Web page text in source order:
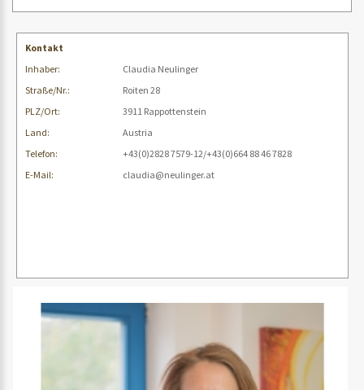
Kontakt
Inhaber:
Claudia Neulinger
Straße/Nr.:
Roiten 28
PLZ/Ort:
3911 Rappottenstein
Land:
Austria
Telefon:
+43(0)2828 7579-12/+43(0)664 88 46 7828
E-Mail:
claudia@neulinger.at